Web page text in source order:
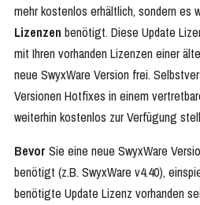
mehr kostenlos erhältlich, sondern es
Lizenzen benötigt. Diese Update
mit Ihren vorhanden Lizenzen einer
neue SwyxWare Version frei.
Versionen Hotfixes in einem
weiterhin kostenlos zur Verfügung
Bevor Sie eine neue SwyxWare
benötigt (z.B. SwyxWare v4.40),
benötigte Update Lizenz vorhanden